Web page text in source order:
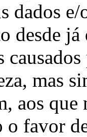
dados
desde
mas
aos
o favor